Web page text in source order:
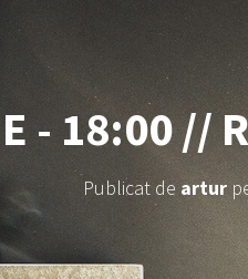
- 18:00 //
Publicat de artur